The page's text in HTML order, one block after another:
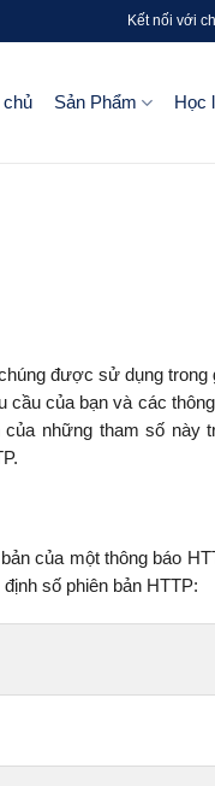
Kết nối với
chủ Sản Phẩm Học
được sử dụng trong
cầu của bạn và các
những tham số này
của một thông báo
số phiên bản HTTP: